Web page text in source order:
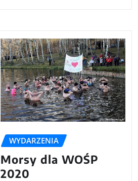
WYDARZENIA
Morsy dla WOŚP
2020